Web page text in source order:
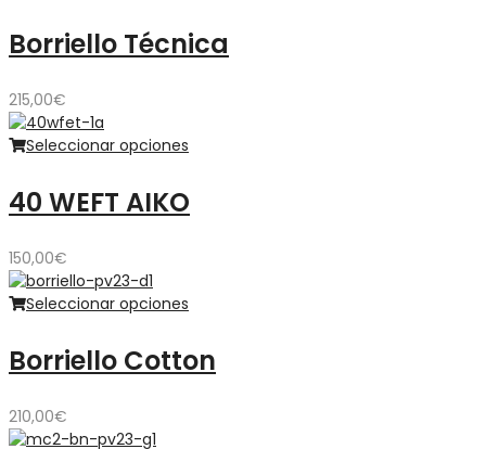
Borriello Técnica
215,00€
Seleccionar opciones
40 WEFT AIKO
150,00€
Seleccionar opciones
Borriello Cotton
210,00€